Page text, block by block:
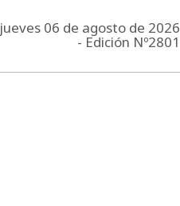
jueves 06 de agosto de 2026
- Edición Nº2801